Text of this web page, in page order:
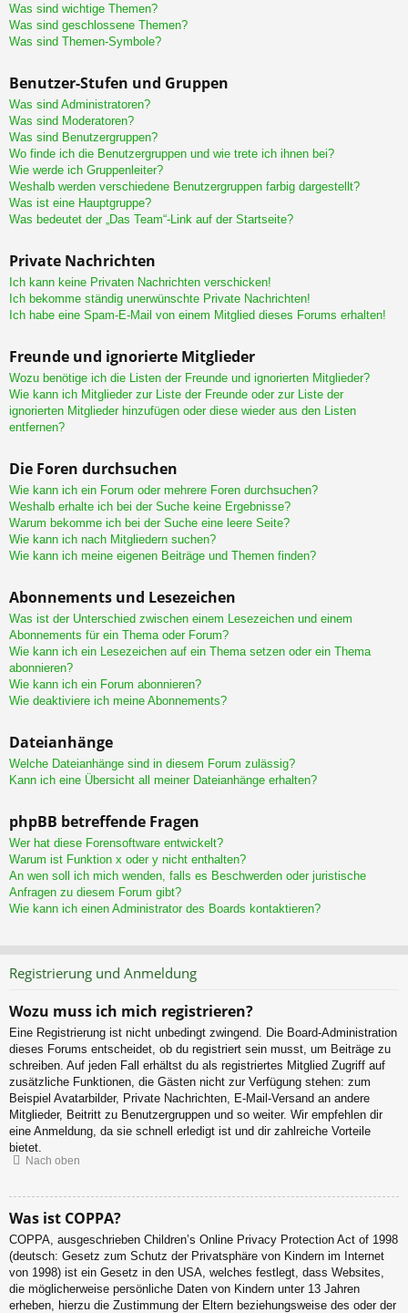
Was sind wichtige Themen?
Was sind geschlossene Themen?
Was sind Themen-Symbole?
Benutzer-Stufen und Gruppen
Was sind Administratoren?
Was sind Moderatoren?
Was sind Benutzergruppen?
Wo finde ich die Benutzergruppen und wie trete ich ihnen bei?
Wie werde ich Gruppenleiter?
Weshalb werden verschiedene Benutzergruppen farbig dargestellt?
Was ist eine Hauptgruppe?
Was bedeutet der „Das Team“-Link auf der Startseite?
Private Nachrichten
Ich kann keine Privaten Nachrichten verschicken!
Ich bekomme ständig unerwünschte Private Nachrichten!
Ich habe eine Spam-E-Mail von einem Mitglied dieses Forums erhalten!
Freunde und ignorierte Mitglieder
Wozu benötige ich die Listen der Freunde und ignorierten Mitglieder?
Wie kann ich Mitglieder zur Liste der Freunde oder zur Liste der
ignorierten Mitglieder hinzufügen oder diese wieder aus den Listen
entfernen?
Die Foren durchsuchen
Wie kann ich ein Forum oder mehrere Foren durchsuchen?
Weshalb erhalte ich bei der Suche keine Ergebnisse?
Warum bekomme ich bei der Suche eine leere Seite?
Wie kann ich nach Mitgliedern suchen?
Wie kann ich meine eigenen Beiträge und Themen finden?
Abonnements und Lesezeichen
Was ist der Unterschied zwischen einem Lesezeichen und einem
Abonnements für ein Thema oder Forum?
Wie kann ich ein Lesezeichen auf ein Thema setzen oder ein Thema
abonnieren?
Wie kann ich ein Forum abonnieren?
Wie deaktiviere ich meine Abonnements?
Dateianhänge
Welche Dateianhänge sind in diesem Forum zulässig?
Kann ich eine Übersicht all meiner Dateianhänge erhalten?
phpBB betreffende Fragen
Wer hat diese Forensoftware entwickelt?
Warum ist Funktion x oder y nicht enthalten?
An wen soll ich mich wenden, falls es Beschwerden oder juristische
Anfragen zu diesem Forum gibt?
Wie kann ich einen Administrator des Boards kontaktieren?
Registrierung und Anmeldung
Wozu muss ich mich registrieren?
Eine Registrierung ist nicht unbedingt zwingend. Die Board-Administration
dieses Forums entscheidet, ob du registriert sein musst, um Beiträge zu
schreiben. Auf jeden Fall erhältst du als registriertes Mitglied Zugriff auf
zusätzliche Funktionen, die Gästen nicht zur Verfügung stehen: zum
Beispiel Avatarbilder, Private Nachrichten, E-Mail-Versand an andere
Mitglieder, Beitritt zu Benutzergruppen und so weiter. Wir empfehlen dir
eine Anmeldung, da sie schnell erledigt ist und dir zahlreiche Vorteile
bietet.
Nach oben
Was ist COPPA?
COPPA, ausgeschrieben Children’s Online Privacy Protection Act of 1998
(deutsch: Gesetz zum Schutz der Privatsphäre von Kindern im Internet
von 1998) ist ein Gesetz in den USA, welches festlegt, dass Websites,
die möglicherweise persönliche Daten von Kindern unter 13 Jahren
erheben, hierzu die Zustimmung der Eltern beziehungsweise des oder der